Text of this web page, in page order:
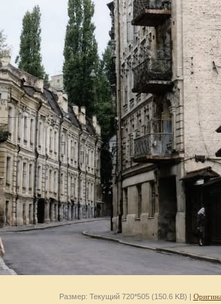
Размер: Текущий 720*505 (150.6 KB) |